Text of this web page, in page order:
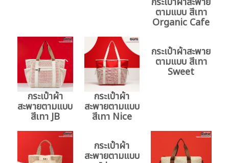
ตามแบบ สีเทา
Organic Cafe
กระเป๋าผ้า
สะพายตามแบบ
สีเทา JB
กระเป๋าผ้า
สะพายตามแบบ
สีเทา Nice
กระเป๋าผ้าสะพาย
ตามแบบ สีเทา
Sweet